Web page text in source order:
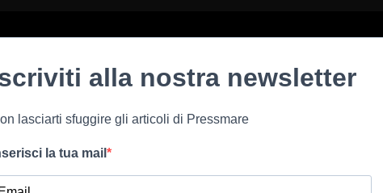
alla nostra newsletter
lasciarti sfuggire gli articoli di Pressmare
la tua mail